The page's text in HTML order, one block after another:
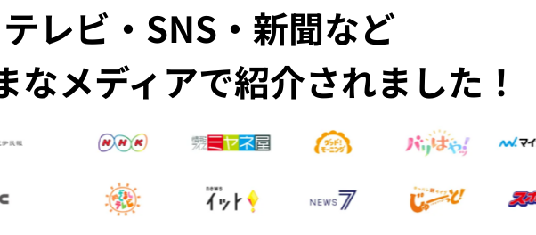
テレビ・SNS・新聞など
なメディアで紹介されました！